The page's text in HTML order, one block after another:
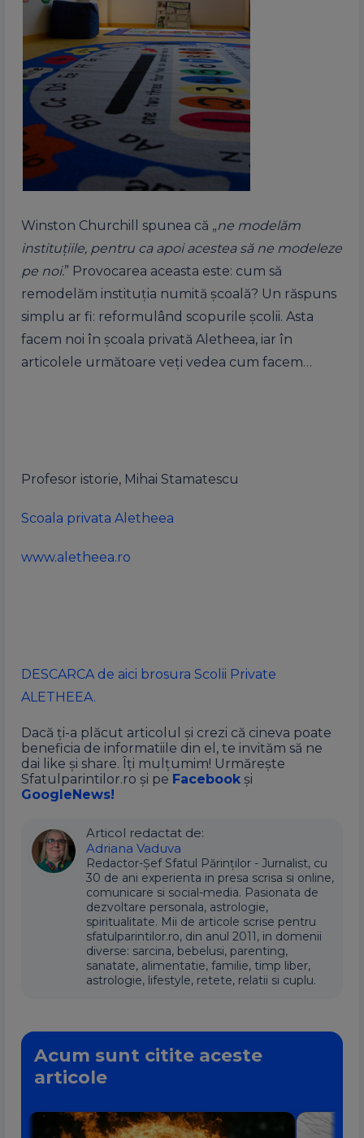
Winston Churchill spunea că „ne modelăm
instituţiile, pentru ca apoi acestea să ne modeleze
pe noi.” Provocarea aceasta este: cum să
remodelăm instituţia numită şcoală? Un răspuns
simplu ar fi: reformulând scopurile şcolii. Asta
facem noi în școala privată Aletheea, iar în
articolele următoare veți vedea cum facem…
Profesor istorie, Mihai Stamatescu
Scoala privata Aletheea
www.aletheea.ro
DESCARCA de aici brosura Scolii Private
ALETHEEA.
Dacă ți-a plăcut articolul și crezi că cineva poate
beneficia de informatiile din el, te invităm să ne
dai like și share. Îți mulțumim! Urmărește
Sfatulparintilor.ro și pe Facebook și
GoogleNews!
Articol redactat de:
Adriana Vaduva
Redactor-Șef Sfatul Părinților - Jurnalist, cu
30 de ani experienta in presa scrisa si online,
comunicare si social-media. Pasionata de
dezvoltare personala, astrologie,
spiritualitate. Mii de articole scrise pentru
sfatulparintilor.ro, din anul 2011, in domenii
diverse: sarcina, bebelusi, parenting,
sanatate, alimentatie, familie, timp liber,
astrologie, lifestyle, retete, relatii si cuplu.
Acum sunt citite aceste
articole